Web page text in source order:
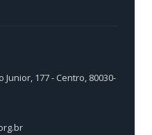
Junior, 177 - Centro, 80030-